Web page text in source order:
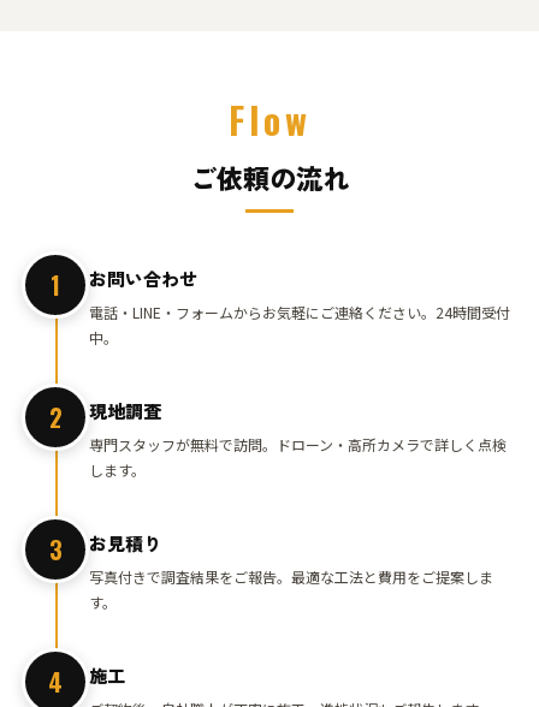
Flow
ご依頼の流れ
1 お問い合わせ
電話・LINE・フォームからお気軽にご連絡ください。24時間受付
中。
2 現地調査
専門スタッフが無料で訪問。ドローン・高所カメラで詳しく点検
します。
3 お見積り
写真付きで調査結果をご報告。最適な工法と費用をご提案しま
す。
4 施工